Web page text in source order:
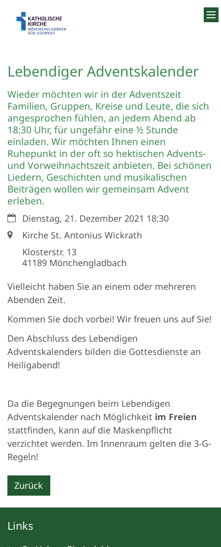
Lebendiger Adventskalender
Wieder möchten wir in der Adventszeit
Familien, Gruppen, Kreise und Leute, die sich
angesprochen fühlen, an jedem Abend ab
18:30 Uhr, für ungefähr eine ½ Stunde
einladen. Wir möchten Ihnen einen
Ruhepunkt in der oft so hektischen Advents-
und Vorweihnachtszeit anbieten. Bei schönen
Liedern, Geschichten und musikalischen
Beiträgen wollen wir gemeinsam Advent
erleben.
Datum:Dienstag, 21. Dezember 2021 18:30
Ort:Kirche St. Antonius Wickrath
Klosterstr. 13
41189 Mönchengladbach
Vielleicht haben Sie an einem oder mehreren
Abenden Zeit.
Kommen Sie doch vorbei! Wir freuen uns auf Sie!
Den Abschluss des Lebendigen
Adventskalenders bilden die Gottesdienste an
Heiligabend!
Da die Begegnungen beim Lebendigen
Adventskalender nach Möglichkeit im Freien
stattfinden, kann auf die Maskenpflicht
verzichtet werden. Im Innenraum gelten die 3-G-
Regeln!
Zurück
Links